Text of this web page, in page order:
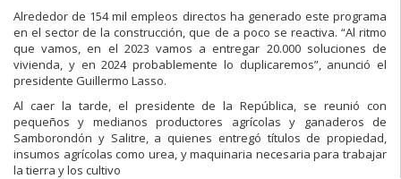
Alrededor de 154 mil empleos directos ha generado este programa
en el sector de la construcción, que de a poco se reactiva. “Al ritmo
que vamos, en el 2023 vamos a entregar 20.000 soluciones de
vivienda, y en 2024 probablemente lo duplicaremos”, anunció el
presidente Guillermo Lasso.
Al caer la tarde, el presidente de la República, se reunió con
pequeños y medianos productores agrícolas y ganaderos de
Samborondón y Salitre, a quienes entregó títulos de propiedad,
insumos agrícolas como urea, y maquinaria necesaria para trabajar
la tierra y los cultivo